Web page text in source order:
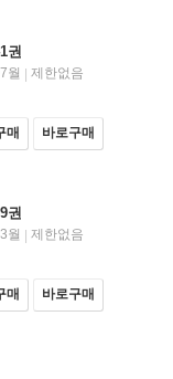
권
월 | 제한없음
매 바로구매
권
월 | 제한없음
매 바로구매